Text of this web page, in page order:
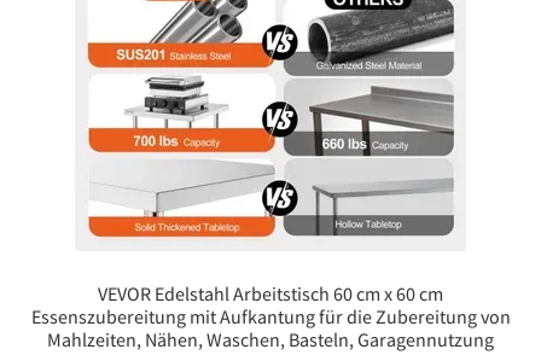
VEVOR Edelstahl Arbeitstisch 60 cm x 60 cm
Essenszubereitung mit Aufkantung für die Zubereitung von
Mahlzeiten, Nähen, Waschen, Basteln, Garagennutzung